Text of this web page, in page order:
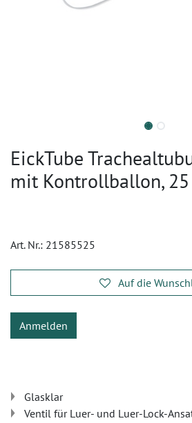
EickTube
mit Kontrollballon,
Art. Nr.: 21585525
Auf die
Anmelden
Glasklar
Ventil für Luer- und Luer-Lock-